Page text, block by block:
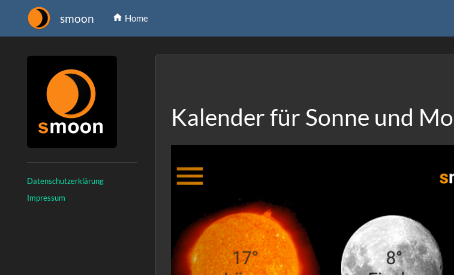
smoon Home
Datenschutzerklärung
Impressum
Kalender für Sonne und